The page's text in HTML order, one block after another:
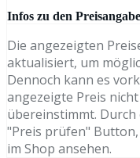
Infos zu den
Die angezeigten
aktualisiert, um
Dennoch kann es
angezeigte Preis
übereinstimmt. Durch
"Preis prüfen"
im Shop ansehen.